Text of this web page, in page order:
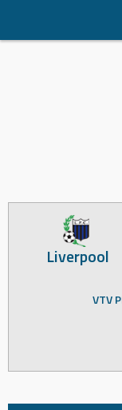
content
Liverpool
VTV